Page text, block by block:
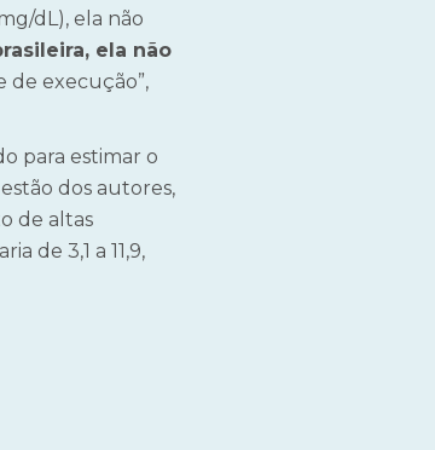
dL), ela não
ela não
de execução”,
para estimar o
dos autores,
de altas
de 3,1 a 11,9,